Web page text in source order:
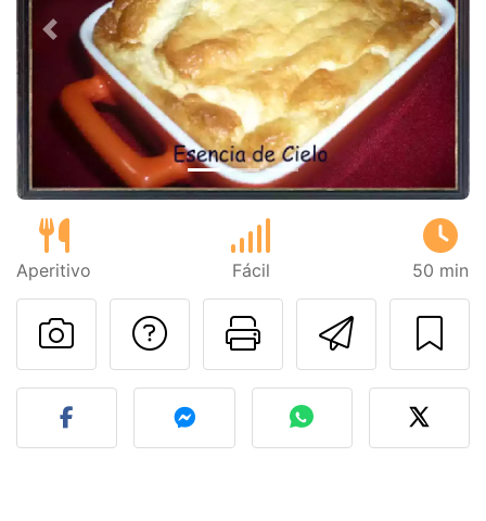
Anterior
Aperitivo Fácil 50 min
Imprimir
Preguntar al autor
Publicar la foto de esta